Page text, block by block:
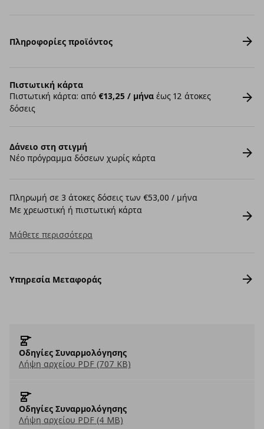
Πληροφορίες προϊόντος
Πιστωτική κάρτα
Πιστωτική κάρτα: από €13,25 / μήνα έως 12 άτοκες
δόσεις
Δάνειο στη στιγμή
Νέο πρόγραμμα δόσεων χωρίς κάρτα
Πληρωμή σε 3 άτοκες δόσεις των €53,00 / μήνα
Με χρεωστική ή πιστωτική κάρτα
Μάθετε περισσότερα
Υπηρεσία Μεταφοράς
Οδηγίες Συναρμολόγησης
Λήψη αρχείου PDF (707 KB)
Οδηγίες Συναρμολόγησης
Λήψη αρχείου PDF (4 MB)